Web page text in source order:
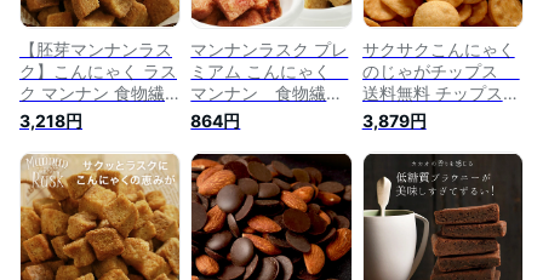
【胚芽マンナンラス
ク】こんにゃく ラス
ク マンナン 食物繊
維 小麦胚芽 ヘルシ
ー ダイエット ス
イーツ ビードット
ラボ ビーラボ
B.LABO 蒲屋忠兵衛
商店
3,218円
マンナンラスク プレ
ミアム こんにゃく
マンナン 食物繊
維 ファイバー ヘ
ルシー スイーツ
おやつ ダイエッ
ト お腹 ウエス
ト ビードットラ
ボ ビーラボ
B.LABO 蒲屋忠兵衛
商店
864円
サクサクこんにゃく
のじゃがチップス
送料無料 チップス
ヘルシー 大容量 じ
ゃがいも おやつ オ
ヤツ 食物繊維 ビー
ドットラボ ビーラ
ボ B.LABO 蒲屋忠
兵衛商店
3,879円